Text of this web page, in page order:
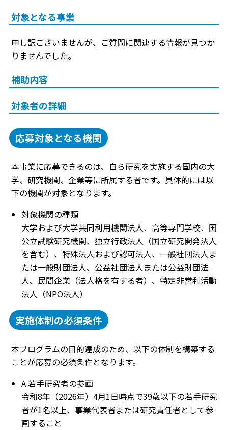
対象となる事業
申し訳ございませんが、ご質問に関連する情報が見つか
りませんでした。
補助内容
対象者の詳細
応募対象となる機関
本事業に応募できるのは、自ら研究を実施する国内の大
学、研究機関、企業等に所属する者です。具体的には以
下の機関が対象となります。
対象機関の種類
大学および大学共同利用機関法人、高等専門学校、国
公立試験研究機関、独立行政法人（国立研究開発法人
を含む）、特殊法人および認可法人、一般社団法人ま
たは一般財団法人、公益社団法人または公益財団法
人、民間企業（法人格を有する者）、特定非営利活動
法人（NPO法人）
実施体制の必須条件
本プログラムの目的達成のため、以下の体制を構築する
ことが応募の必須条件となります。
A 若手研究者の参画
令和8年（2026年）4月1日時点で39歳以下の若手研究
者が1名以上、事業代表者または研究責任者として参
画すること